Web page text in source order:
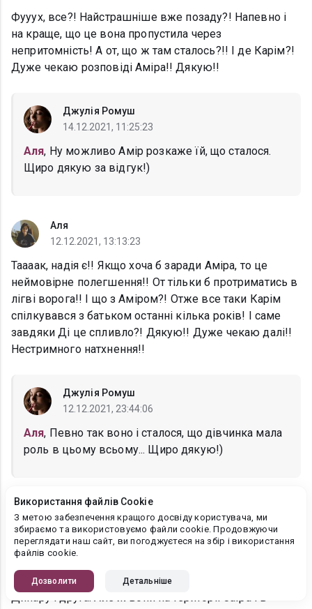
Фууух, все?! Найстрашніше вже позаду?! Напевно і
на краще, що це вона пропустила через
непритомність! А от, що ж там сталось?!! І де Карім?!
Дуже чекаю розповіді Аміра!! Дякую!!
Джулія Ромуш
14.12.2021, 11:25:23
Аля, Ну можливо Амір розкаже їй, що сталося.
Щиро дякую за відгук!)
Аля
12.12.2021, 13:13:23
Таааак, надія є!! Якщо хоча б заради Аміра, то це
неймовірне полегшення!! От тільки б протриматись в
лігві ворога!! І що з Аміром?! Отже все таки Карім
спілкувався з батьком останні кілька років! І саме
завдяки Ді це спливло?! Дякую!! Дуже чекаю далі!!
Нестримного натхнення!!
Джулія Ромуш
12.12.2021, 23:44:06
Аля, Певно так воно і сталося, що дівчинка мала
роль в цьому всьому... Щиро дякую!)
Ludmila Ivanitskay
12.12.2021, 11:17:11
Тепер стало все зрозуміло на рахунок Каріма. Багато
зрадить друга і це не може радувати. Він захищає
Динару і друга. Але ж вони на території Заїра і в
Використання файлів Cookie
З метою забезпечення кращого досвіду користувача, ми
збираємо та використовуємо файли cookie. Продовжуючи
переглядати наш сайт, ви погоджуєтеся на збір і використання
файлів cookie.
Дозволити Детальніше